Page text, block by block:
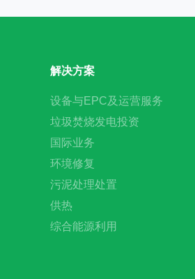
解决方案
设备与EPC及运营服务
垃圾焚烧发电投资
国际业务
环境修复
污泥处理处置
供热
综合能源利用